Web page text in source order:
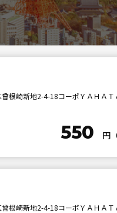
曾根崎新地2-4-18コーポＹＡＨＡ
550 円
曾根崎新地2-4-18コーポＹＡＨＡ